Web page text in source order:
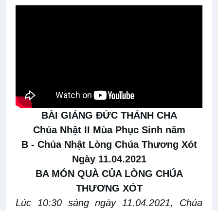
BÀI GIẢNG ĐỨC THÁNH CHA
Chúa Nhật II Mùa Phục Sinh năm
B- Chúa Nhật Lòng Chúa Thương Xót
Ngày 11.04.2021
BA MÓN QUÀ CỦA LÒNG CHÚA
THƯƠNG XÓT
Lúc 10:30 sáng ngày11.04.2021, Chúa